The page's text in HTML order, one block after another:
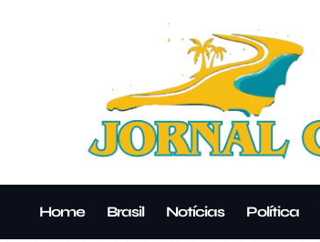
Home Brasil Notícias Política